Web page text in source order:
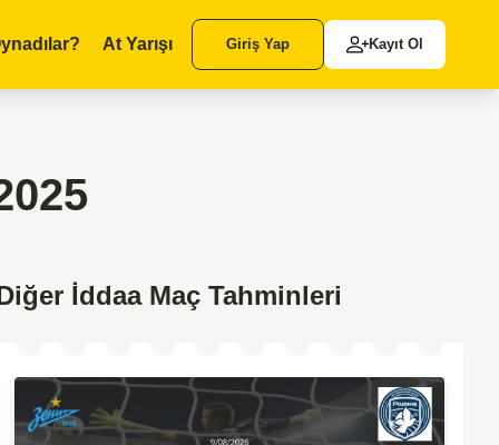
At Yarışı Giriş Yap Kayıt Ol
İddaa Maç Tahminleri